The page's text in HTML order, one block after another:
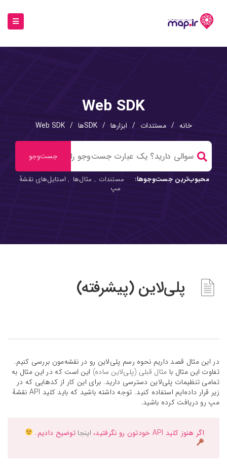
Web SDK
خانه / مستندات / ابزارها / SDKها /
Web SDK
محبوب‌ترین جست‌وجوها: مستندات , مثال‌ها , استایل‌های نقشهٔ
مپ
پلی‌لاین (پیشرفته)
در این مثال قصد داریم نحوه رسم پلی‌لاین رو در نقشه‌مون بررسی کنیم.
تفاوت این مثال با مثال قبلی (پلی‌لاین ساده) این است که در این مثال به
تمامی تنظیمات پلی‌لاین دسترسی دارید. برای این کار از کد‌هایی که در
زیر قرار داده‌ایم استفاده کنید. توجه داشته باشید که باید کلید API نقشهٔ
مپ رو دریافت کرده باشید.
اگر هنوز کلید API‌ خودتون رو نگرفتید، اینجا توضیح دادیم.